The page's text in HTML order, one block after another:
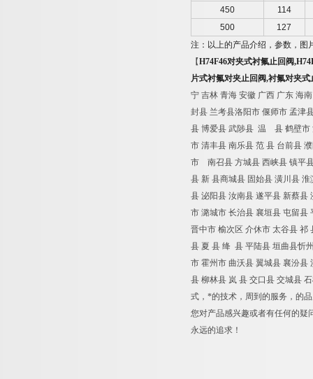
450
114
500
127
注：以上的产品介绍，参数，图
【H74F46对夹式衬氟止回阀,
片式衬氟对夹止回阀,衬氟对夹式
宁 吉林 青海 安徽 广西 广东 海
封县 兰考县洛阳市 偃师市 孟津
县 博爱县 武陟县 温 县 鹤壁市
市 清丰县 南乐县 范 县 台前县
市 南召县 方城县 西峡县 镇平
县 新 县商城县 固始县 潢川县
县 泌阳县 汝南县 遂平县 新蔡县
市 潞城市 长治县 襄垣县 屯留县
晋中市 榆次区 介休市 太谷县 祁
县 夏 县 绛 县 平陆县 垣曲县忻
市 霍州市 曲沃县 翼城县 襄汾县
县 柳林县 岚 县 交口县 交城县
式，*的技术，周到的服务，的
您对产品感兴趣或者有任何的疑
永远的追求！